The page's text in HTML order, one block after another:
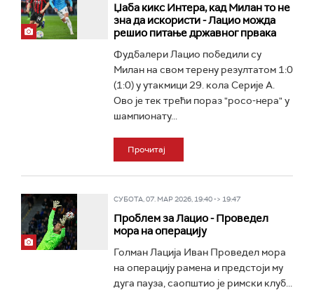
Џаба кикс Интера, кад Милан то не
зна да искористи - Лацио можда
решио питање државног првака
Фудбалери Лацио победили су
Милан на свом терену резултатом 1:0
(1:0) у утакмици 29. кола Серије А.
Ово је тек трећи пораз "росо-нера" у
шампионату...
Прочитај
СУБОТА, 07. МАР 2026, 19:40 -> 19:47
Проблем за Лацио - Проведел
мора на операцију
Голман Лација Иван Проведел мора
на операцију рамена и предстоји му
дуга пауза, саопштио је римски клуб...